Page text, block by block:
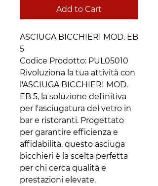
Add to Cart
ASCIUGA BICCHIERI MOD. EB
5
Codice Prodotto: PUL05010
Rivoluziona la tua attività con
l'ASCIUGA BICCHIERI MOD.
EB 5, la soluzione definitiva
per l'asciugatura del vetro in
bar e ristoranti. Progettato
per garantire efficienza e
affidabilità, questo asciuga
bicchieri è la scelta perfetta
per chi cerca qualità e
prestazioni elevate.